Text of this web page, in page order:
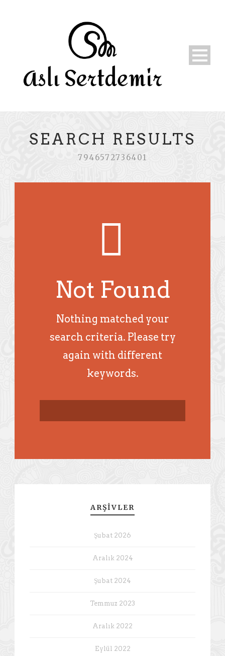
SEARCH RESULTS
7946572736401
Not Found
Nothing matched your
search criteria. Please try
again with different
keywords.
ARŞIVLER
Şubat 2026
Aralık 2024
Şubat 2024
Temmuz 2023
Aralık 2022
Eylül 2022